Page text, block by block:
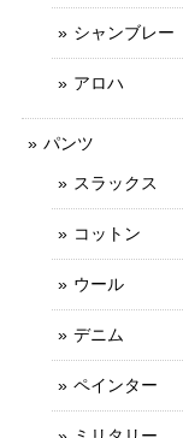
シャンブレー
アロハ
パンツ
スラックス
コットン
ウール
デニム
ペインター